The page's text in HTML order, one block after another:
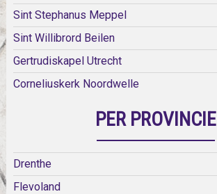
Sint Stephanus Meppel
Sint Willibrord Beilen
Gertrudiskapel Utrecht
Corneliuskerk Noordwelle
PER PROVINCIE
Drenthe
Flevoland